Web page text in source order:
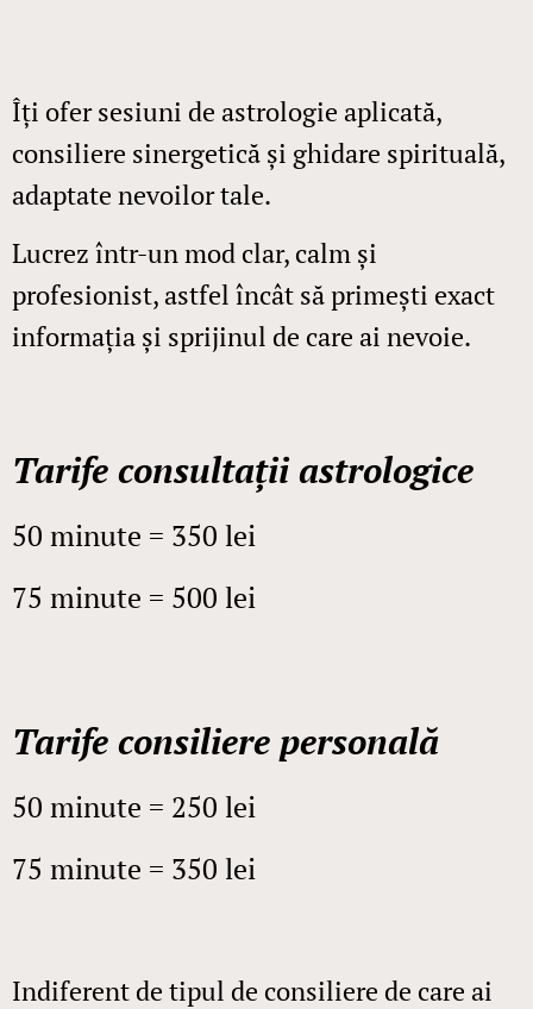
Îți ofer sesiuni de astrologie aplicată,
consiliere sinergetică și ghidare spirituală,
adaptate nevoilor tale.
Lucrez într-un mod clar, calm și
profesionist, astfel încât să primești exact
informația și sprijinul de care ai nevoie.
Tarife consultații astrologice
50 minute = 350 lei
75 minute = 500 lei
Tarife consiliere personală
50 minute = 250 lei
75 minute = 350 lei
Indiferent de tipul de consiliere de care ai